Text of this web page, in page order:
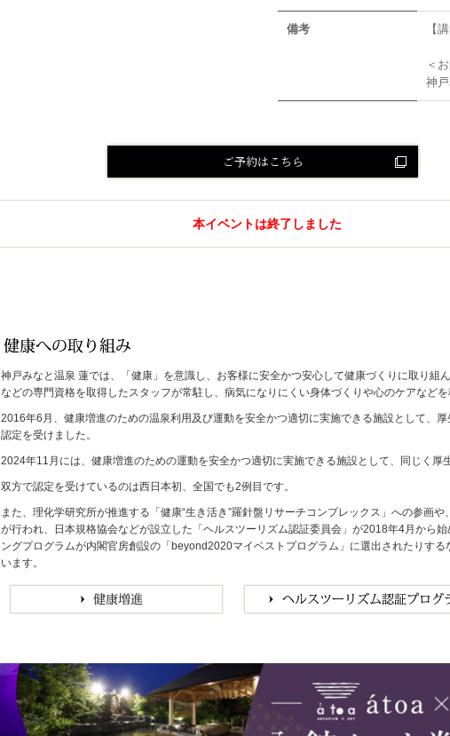
備考 【
＜
神
ご予約はこちら
本イベントは終了しました
神戸みなと温泉 蓮では、「健康」を意識し、お客様に安全かつ安心して健康づくりに取り組
などの専門資格を取得したスタッフが常駐し、病気になりにくい身体づくりや心のケアなどを
2016年6月、健康増進のための温泉利用及び運動を安全かつ適切に実施できる施設として、
認定を受けました。
2024年11月には、健康増進のための運動を安全かつ適切に実施できる施設として、同じく厚
双方で認定を受けているのは西日本初、全国でも2例目です。
また、理化学研究所が推進する「健康“生き活き”羅針盤リサーチコンプレックス」への参画
が行われ、日本規格協会などが設立した「ヘルスツーリズム認証委員会」が2018年4月から
ングプログラムが内閣官房創設の「beyond2020マイベストプログラム」に選出されたりす
います。